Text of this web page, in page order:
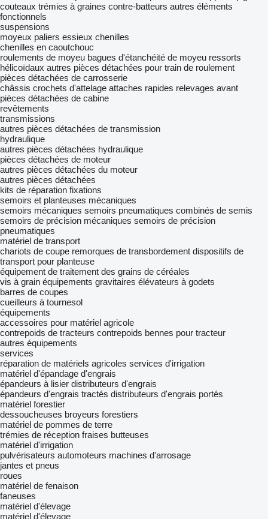
couteaux trémies à graines contre-batteurs autres éléments
fonctionnels
suspensions
moyeux paliers essieux chenilles
chenilles en caoutchouc
roulements de moyeu bagues d'étanchéité de moyeu ressorts
hélicoïdaux autres pièces détachées pour train de roulement
pièces détachées de carrosserie
châssis crochets d'attelage attaches rapides relevages avant
pièces détachées de cabine
revêtements
transmissions
autres pièces détachées de transmission
hydraulique
autres pièces détachées hydraulique
pièces détachées de moteur
autres pièces détachées du moteur
autres pièces détachées
kits de réparation fixations
semoirs et planteuses mécaniques
semoirs mécaniques semoirs pneumatiques combinés de semis
semoirs de précision mécaniques semoirs de précision
pneumatiques
matériel de transport
chariots de coupe remorques de transbordement dispositifs de
transport pour planteuse
équipement de traitement des grains de céréales
vis à grain équipements gravitaires élévateurs à godets
barres de coupes
cueilleurs à tournesol
équipements
accessoires pour matériel agricole
contrepoids de tracteurs contrepoids bennes pour tracteur
autres équipements
services
réparation de matériels agricoles services d'irrigation
matériel d'épandage d'engrais
épandeurs à lisier distributeurs d'engrais
épandeurs d'engrais tractés distributeurs d'engrais portés
matériel forestier
dessoucheuses broyeurs forestiers
matériel de pommes de terre
trémies de réception fraises butteuses
matériel d'irrigation
pulvérisateurs automoteurs machines d'arrosage
jantes et pneus
roues
matériel de fenaison
faneuses
matériel d'élevage
matériel d'élevage